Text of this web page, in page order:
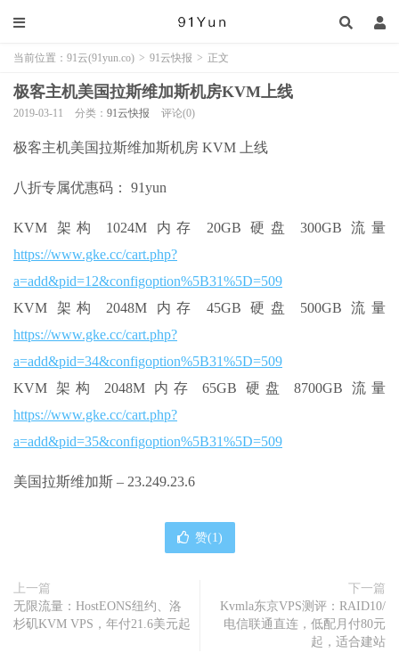
当前位置： 91云(91yun.co) > 91云快报 > 正文
极客主机美国拉斯维加斯机房KVM上线
2019-03-11 分类： 91云快报 评论(0)
极客主机美国拉斯维加斯机房 KVM 上线
八折专属优惠码： 91yun
KVM 架构 1024M 内存 20GB 硬盘 300GB 流量
https://www.gke.cc/cart.php?
a=add&pid=12&configoption%5B31%5D=509
KVM 架构 2048M 内存 45GB 硬盘 500GB 流量
https://www.gke.cc/cart.php?
a=add&pid=34&configoption%5B31%5D=509
KVM 架构 2048M 内存 65GB 硬盘 8700GB 流量
https://www.gke.cc/cart.php?
a=add&pid=35&configoption%5B31%5D=509
美国拉斯维加斯 – 23.249.23.6
赞(1)
上一篇
无限流量：HostEONS纽约、洛
杉矶KVM VPS，年付21.6美元起
下一篇
Kvmla东京VPS测评：RAID10/
电信联通直连，低配月付80元
起，适合建站